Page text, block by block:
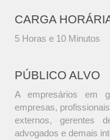
CARGA
5 Horas e 10 Minutos
PÚBLICO ALVO
A empresários em
empresas,
externos, gerentes
advogados e demais